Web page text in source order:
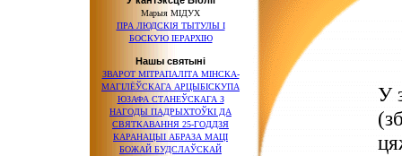
Марыя МІДУХ
ПРА ЛЮДСКІЯ ТЫТУЛЫ І
БОСКУЮ ІЕРАРХІЮ
Нашы святыні
ЗВАРОТ МІТРАПАЛІТА МІНСКА-
МАГІЛЁЎСКАГА АРЦЫБІСКУПА
ЮЗАФА СТАНЕЎСКАГА З
НАГОДЫ ПАДРЫХТОЎКІ ДА
СВЯТКАВАННЯ 25-ГОДДЗЯ
КАРАНАЦЫІ АБРАЗА МАЦІ
БОЖАЙ БУДСЛАЎСКАЙ
У